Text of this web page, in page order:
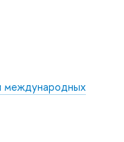
международных